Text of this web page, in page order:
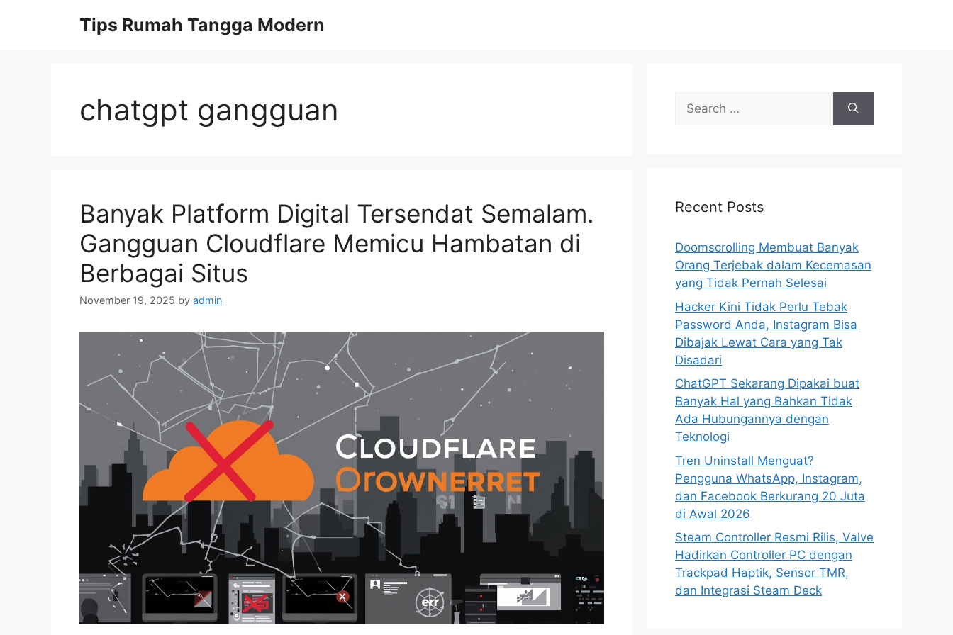
Tips Rumah Tangga Modern
chatgpt gangguan
Banyak Platform Digital Tersendat Semalam.
Gangguan Cloudflare Memicu Hambatan di
Berbagai Situs
November 19, 2025 by admin
f
r
:
Recent Posts
Doomscrolling Membuat Banyak
Orang Terjebak dalam Kecemasan
yang Tidak Pernah Selesai
Hacker Kini Tidak Perlu Tebak
Password Anda, Instagram Bisa
Dibajak Lewat Cara yang Tak
Disadari
ChatGPT Sekarang Dipakai buat
Banyak Hal yang Bahkan Tidak
Ada Hubungannya dengan
Teknologi
Tren Uninstall Menguat?
Pengguna WhatsApp, Instagram,
dan Facebook Berkurang 20 Juta
di Awal 2026
Steam Controller Resmi Rilis, Valve
Hadirkan Controller PC dengan
Trackpad Haptik, Sensor TMR,
dan Integrasi Steam Deck